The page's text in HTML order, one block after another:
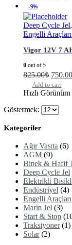
-9%
Deep Cycle Jel,
Engelli Araçları
Vigor 12V 7
0 out of 5
825.00₺ 750.00
Add to cart
Hızlı Görünüm
Göstermek:
Kategoriler
Ağır Vasıta (6)
AGM (9)
Binek & Hafif
Deep Cycle Jel
Elektrikli
Endüstriyel (4)
Engelli Araçları
Marin Jel (3)
Start & Stop
Traksiyoner (1)
Solar (2)